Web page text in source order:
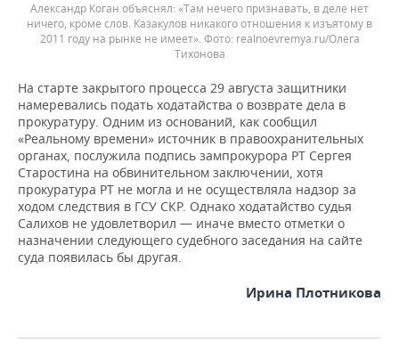
Александр Коган объяснял: «Там нечего признавать, в деле нет
ничего, кроме слов. Казакулов никакого отношения к изъятому в
2011 году на рынке не имеет».
realnoevremya.ru/Олега
Тихонова
На старте закрытого процесса 29 августа защитники
намеревались подать ходатайства о возврате дела в
прокуратуру. Одним из оснований, как сообщил
«Реальному времени» источник в правоохранительных
органах, послужила подпись зампрокурора РТ Сергея
Старостина на обвинительном заключении, хотя
прокуратура РТ не могла и не осуществляла надзор за
ходом следствия в ГСУ СКР. Однако ходатайство судья
Салихов не удовлетворил — иначе вместо отметки о
назначении следующего судебного заседания на сайте
суда появилась бы другая.
Ирина Плотникова